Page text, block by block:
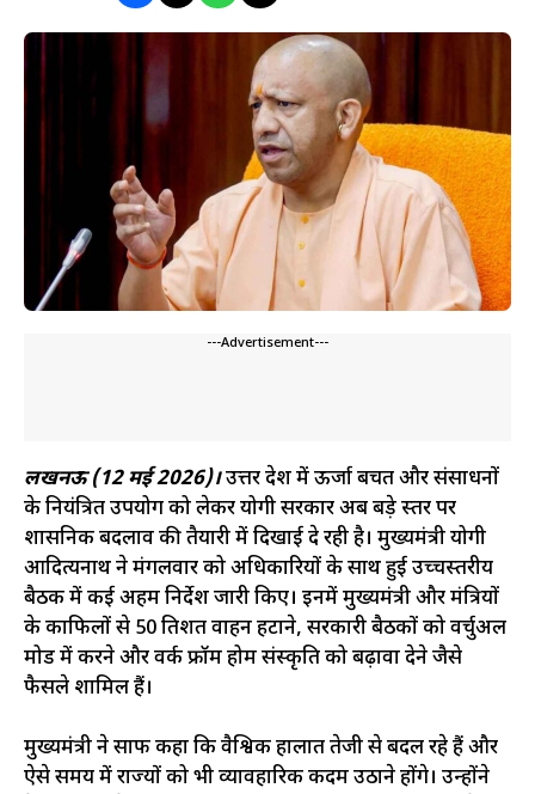
---Advertisement---
लखनऊ (12 मई 2026)।उत्तर प्रदेश में ऊर्जा बचत और संसाधनों
के नियंत्रित उपयोग को लेकर योगी सरकार अब बड़े स्तर पर
प्रशासनिक बदलाव की तैयारी में दिखाई दे रही है। मुख्यमंत्री योगी
आदित्यनाथ ने मंगलवार को अधिकारियों के साथ हुई उच्चस्तरीय
बैठक में कई अहम निर्देश जारी किए। इनमें मुख्यमंत्री और मंत्रियों
के काफिलों से 50 प्रतिशत वाहन हटाने, सरकारी बैठकों को वर्चुअल
मोड में करने और वर्क फ्रॉम होम संस्कृति को बढ़ावा देने जैसे
फैसले शामिल हैं।
मुख्यमंत्री ने साफ कहा कि वैश्विक हालात तेजी से बदल रहे हैं और
ऐसे समय में राज्यों को भी व्यावहारिक कदम उठाने होंगे। उन्होंने